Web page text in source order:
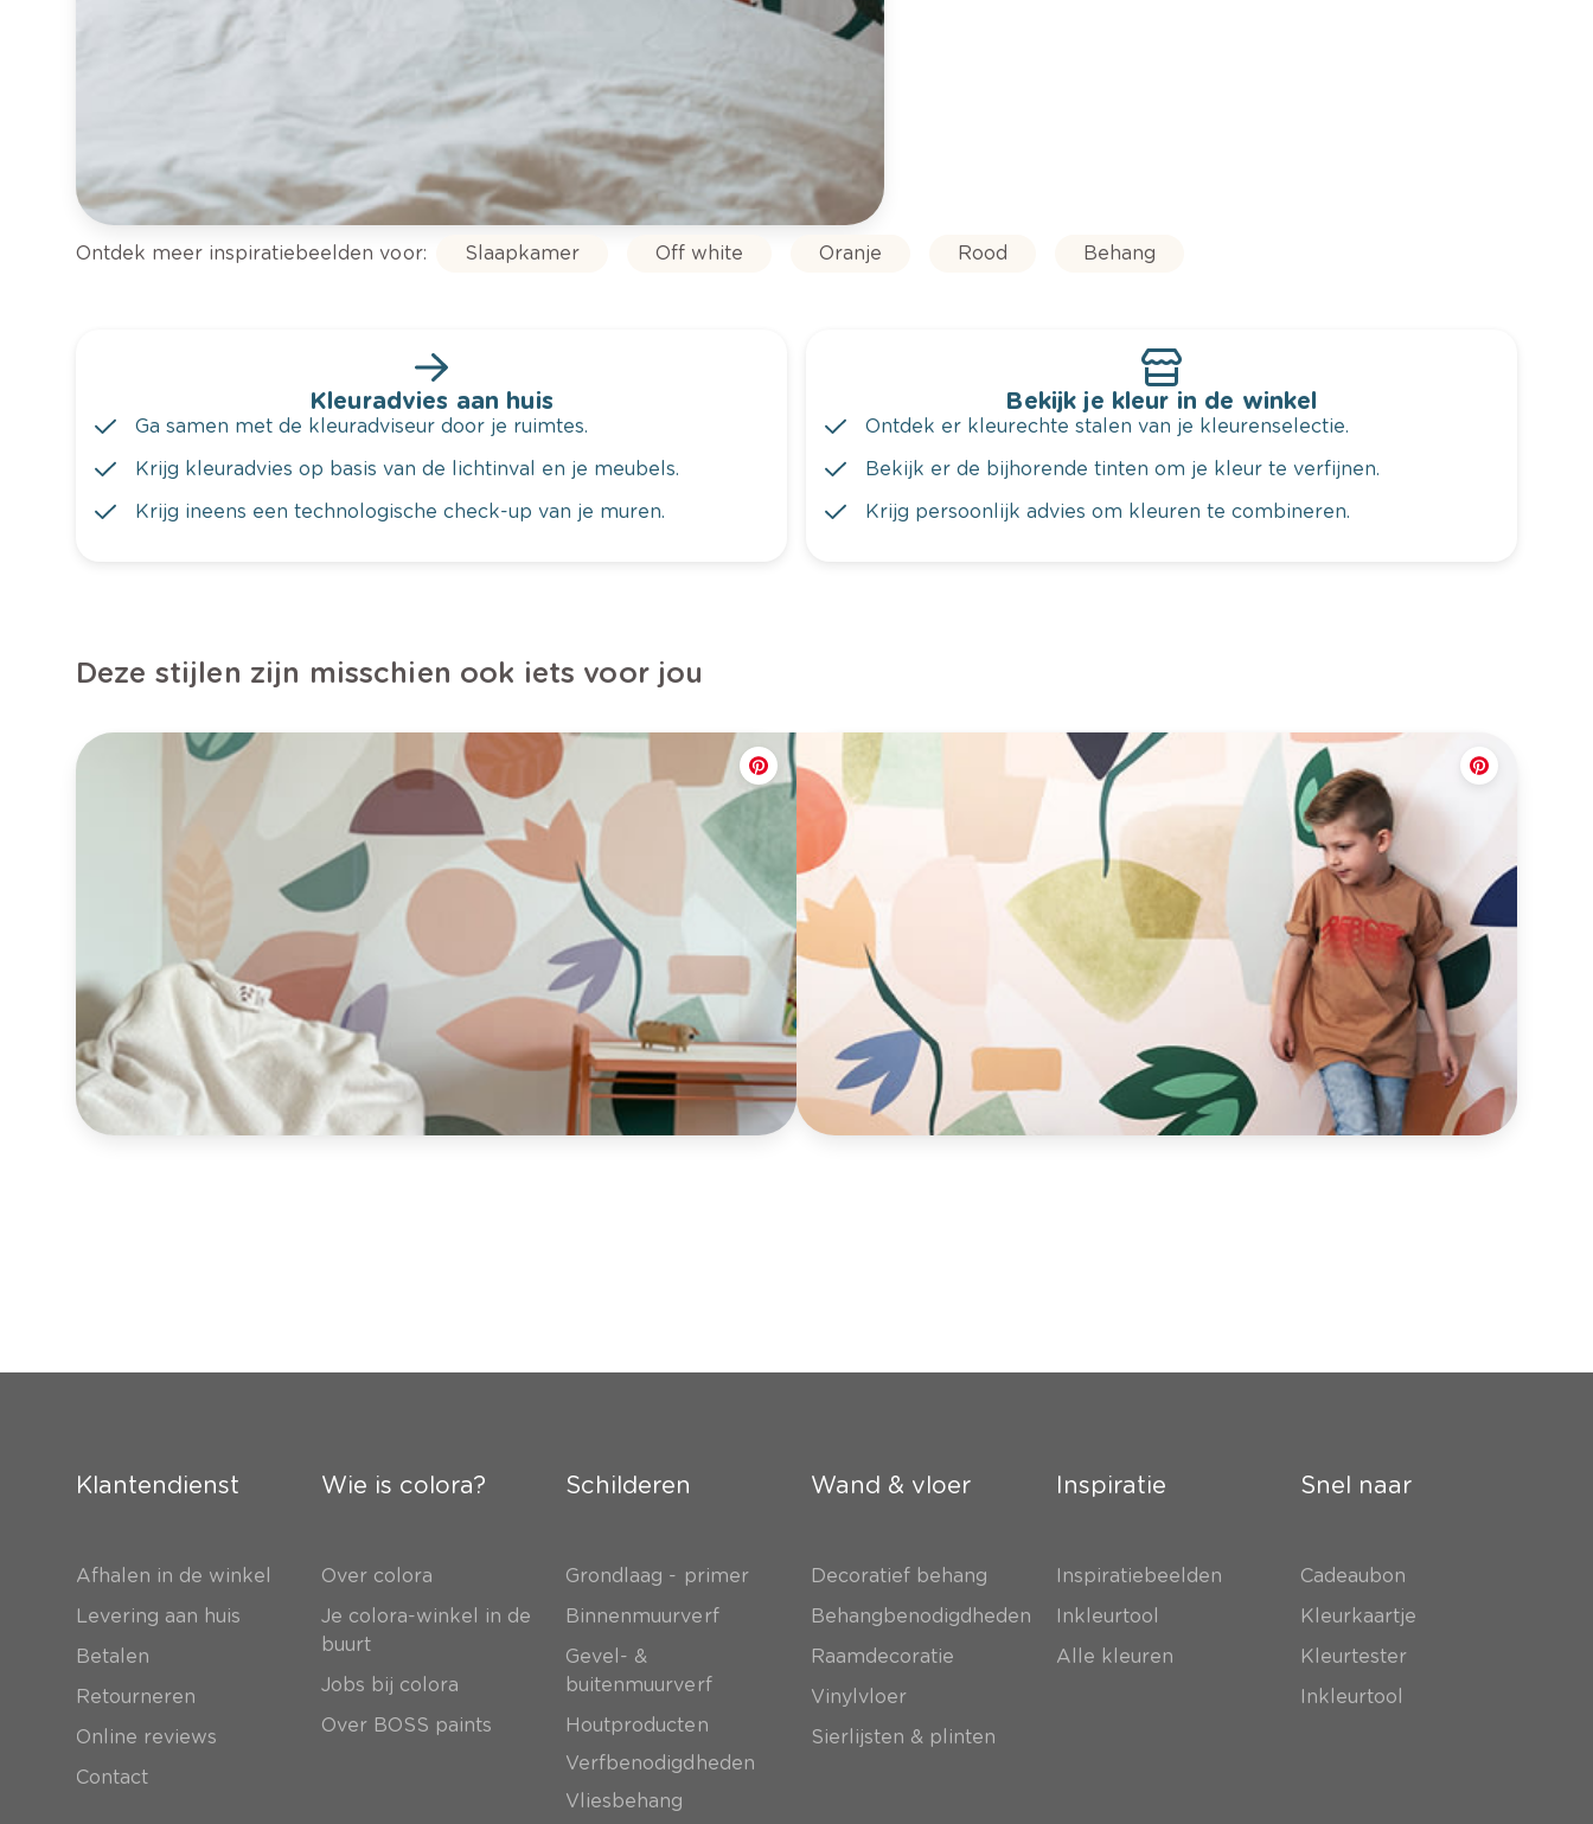
Ontdek meer inspiratiebeelden voor: Slaapkamer Off white Oranje Rood Behang
Kleuradvies aan huis
Ga samen met de kleuradviseur door je ruimtes.
Krijg kleuradvies op basis van de lichtinval en je meubels.
Krijg ineens een technologische check-up van je muren.
Bekijk je kleur in de winkel
Ontdek er kleurechte stalen van je kleurenselectie.
Bekijk er de bijhorende tinten om je kleur te verfijnen.
Krijg persoonlijk advies om kleuren te combineren.
Deze stijlen zijn misschien ook iets voor jou
Klantendienst
Afhalen in de winkel
Levering aan huis
Betalen
Retourneren
Online reviews
Contact
Wie is colora?
Over colora
Je colora-winkel in de
buurt
Jobs bij colora
Over BOSS paints
Schilderen
Grondlaag - primer
Binnenmuurverf
Gevel- &
buitenmuurverf
Houtproducten
Verfbenodigdheden
Vliesbehang
Wand & vloer
Decoratief behang
Behangbenodigdheden
Raamdecoratie
Vinylvloer
Sierlijsten & plinten
Inspiratie
Inspiratiebeelden
Inkleurtool
Alle kleuren
Snel naar
Cadeaubon
Kleurkaartje
Kleurtester
Inkleurtool